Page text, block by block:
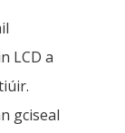
LCD a
gciseal